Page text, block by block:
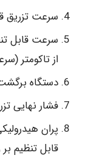
سرعت تزریق
سرعت قابل
از تاکومتر
دستگاه
فشار نهایی
پران
قابل تنظیم